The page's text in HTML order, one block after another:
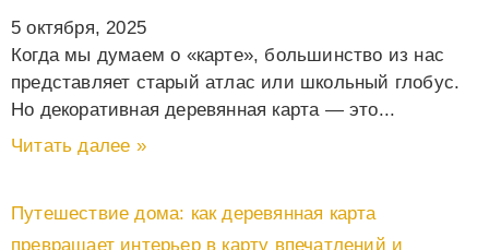
5 октября, 2025
Когда мы думаем о «карте», большинство из нас
представляет старый атлас или школьный глобус.
Но декоративная деревянная карта — это
Читать далее »
Путешествие дома: как деревянная карта
превращает интерьер в карту впечатлений и